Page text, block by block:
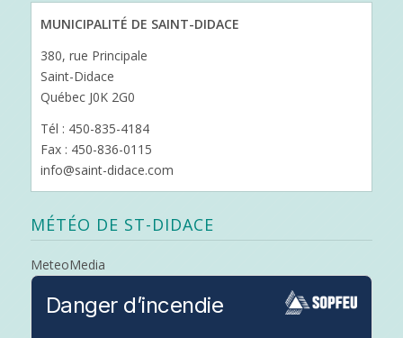
MUNICIPALITÉ DE SAINT-DIDACE
380, rue Principale
Saint-Didace
Québec J0K 2G0
Tél : 450-835-4184
Fax : 450-836-0115
info@saint-didace.com
MÉTÉO DE ST-DIDACE
MeteoMedia
Danger d’incendie